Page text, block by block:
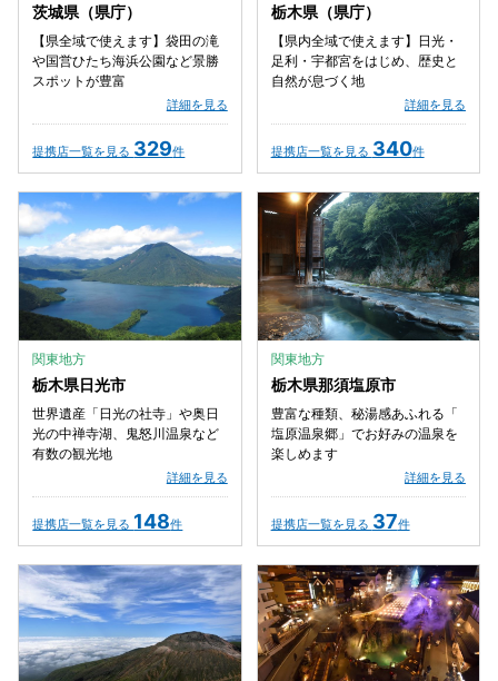
茨城県（県庁）
【県全域で使えます】袋田の滝
や国営ひたち海浜公園など景勝
スポットが豊富
詳細を見る
提携店一覧を見る 329件
栃木県（県庁）
【県内全域で使えます】日光・
足利・宇都宮をはじめ、歴史と
自然が息づく地
詳細を見る
提携店一覧を見る 340件
関東地方
栃木県日光市
世界遺産「日光の社寺」や奥日
光の中禅寺湖、鬼怒川温泉など
有数の観光地
詳細を見る
提携店一覧を見る 148件
関東地方
栃木県那須塩原市
豊富な種類、秘湯感あふれる「
塩原温泉郷」でお好みの温泉を
楽しめます
詳細を見る
提携店一覧を見る 37件